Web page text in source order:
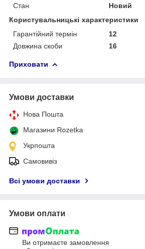
Стан
Новий
Користувальницькі характеристики
Гарантійний термін
12
Довжина скоби
16
Приховати
Умови доставки
Нова Пошта
Магазини Rozetka
Укрпошта
Самовивіз
Всі умови доставки
Умови оплати
Ви отримаєте замовлення